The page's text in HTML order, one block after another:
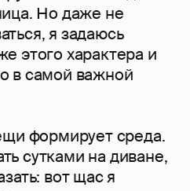
Но даже не
я задаюсь
этого характера и
в самой важной
формирует среда.
сутками на диване,
вот щас я